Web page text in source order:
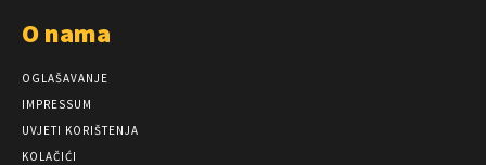
O nama
OGLAŠAVANJE
IMPRESSUM
UVJETI KORIŠTENJA
KOLAČIĆI